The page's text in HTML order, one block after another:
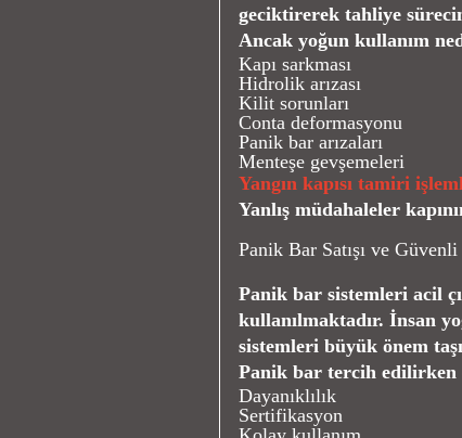
geciktirerek tahliye
Ancak yoğun kullanım
Kapı sarkması
Hidrolik arızası
Kilit sorunları
Conta deformasyonu
Panik bar arızaları
Menteşe gevşemeleri
Yangın kapısı tamiri
Yanlış müdahaleler
Panik Bar Satışı ve
Panik bar sistemleri acil
kullanılmaktadır. İnsan
sistemleri büyük önem
Panik bar tercih edilirken
Dayanıklılık
Sertifikasyon